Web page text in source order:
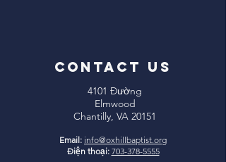
CONTACT US
4101 Đường
Elmwood
Chantilly, VA 20151
Email: info@oxhillbaptist.org
Điện thoại: 703-378-5555